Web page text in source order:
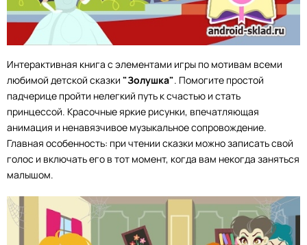
Интерактивная книга с элементами игры по мотивам всеми
любимой детской сказки "Золушка". Помогите простой
падчерице пройти нелегкий путь к счастью и стать
принцессой. Красочные яркие рисунки, впечатляющая
анимация и ненавязчивое музыкальное сопровождение.
Главная особенность: при чтении сказки можно записать свой
голос и включать его в тот момент, когда вам некогда заняться
малышом.